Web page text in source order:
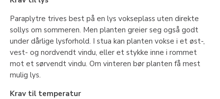
Paraplytre trives best på en lys vokseplass uten direkte
sollys om sommeren. Men planten greier seg også godt
under dårlige lysforhold. I stua kan planten vokse i et øst-,
vest- og nordvendt vindu, eller et stykke inne i rommet
mot et sørvendt vindu. Om vinteren bør planten få mest
mulig lys.
Krav til temperatur